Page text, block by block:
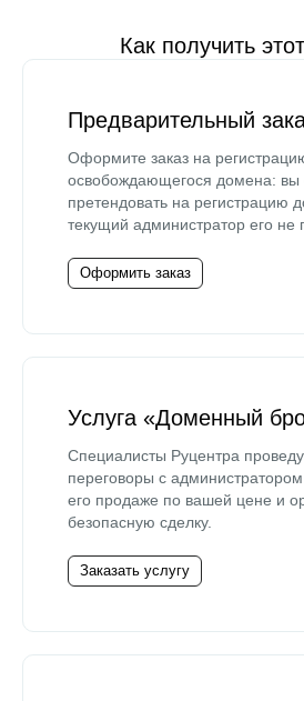
Как получить
Предварительный
Оформите заказ на
освобождающегося домена: вы
претендовать на регистрацию
текущий администратор его не
Оформить заказ
Услуга «Доменный
Специалисты Руцентра
переговоры с
его продаже по вашей цене и
безопасную сделку.
Заказать услугу